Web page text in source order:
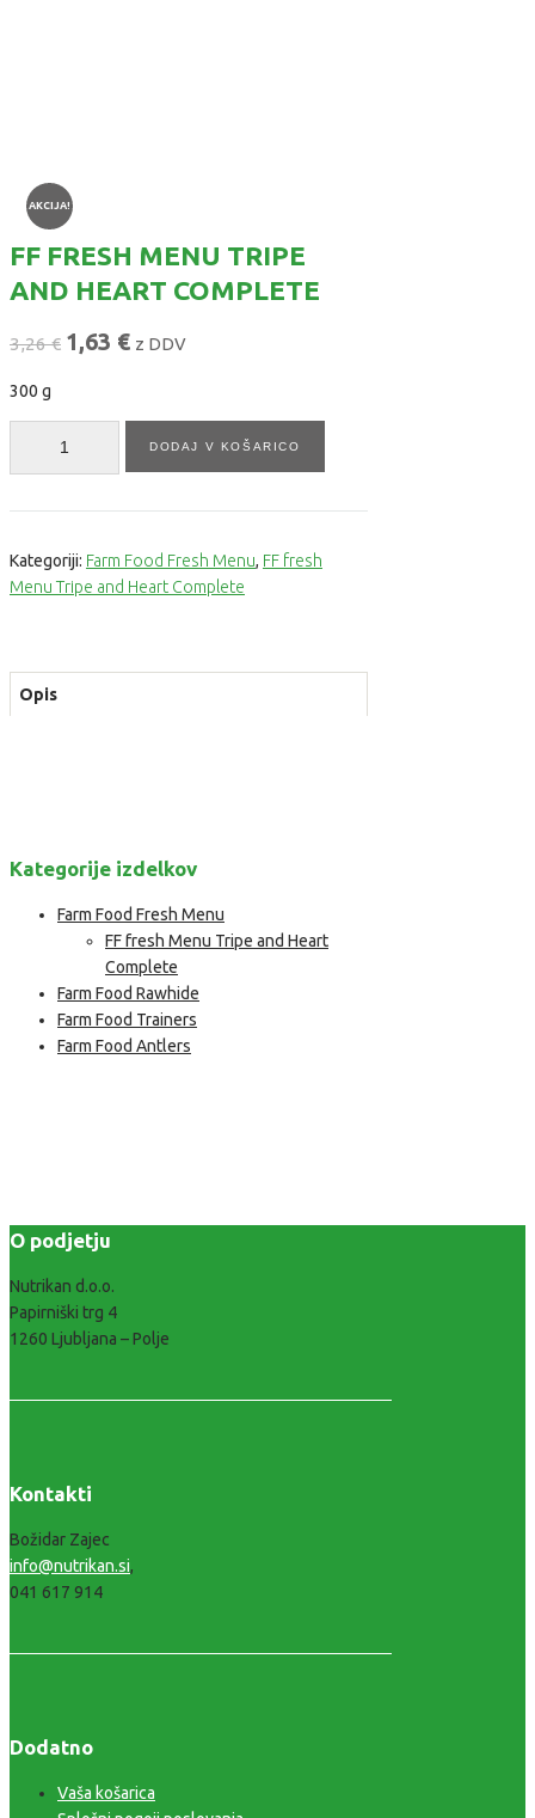
AKCIJA!
FF FRESH MENU TRIPE
AND HEART COMPLETE
3,26€ 1,63 € z DDV
300 g
DODAJ V KOŠARICO
Kategoriji: Farm Food Fresh Menu, FF fresh
Menu Tripe and Heart Complete
Opis
Kategorije izdelkov
Farm Food Fresh Menu
FF fresh Menu Tripe and Heart
Complete
Farm Food Rawhide
Farm Food Trainers
Farm Food Antlers
O podjetju
Nutrikan d.o.o.
Papirniški trg 4
1260 Ljubljana – Polje
Kontakti
Božidar Zajec
info@nutrikan.si,
041 617 914
Dodatno
Vaša košarica